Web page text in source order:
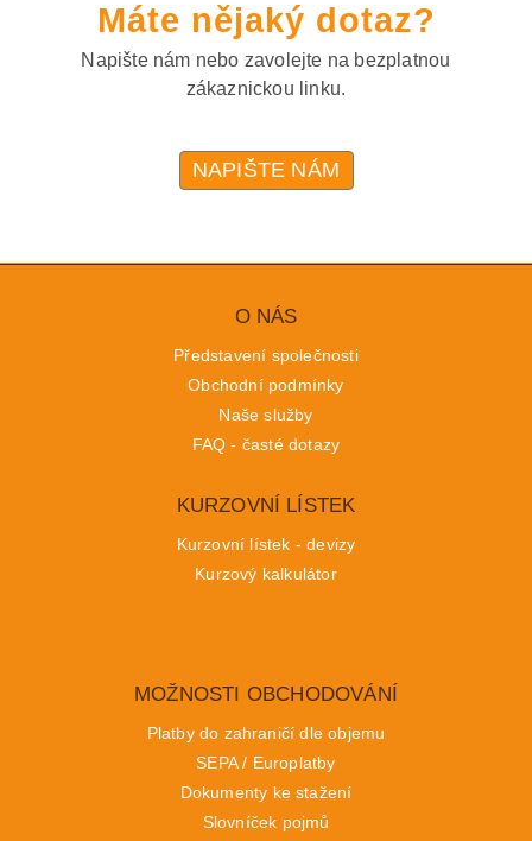
Máte nějaký dotaz?
Napište nám nebo zavolejte na bezplatnou
zákaznickou linku.
NAPIŠTE NÁM
O NÁS
Představení společnosti
Obchodní podmínky
Naše služby
FAQ - časté dotazy
KURZOVNÍ LÍSTEK
Kurzovní lístek - devizy
Kurzový kalkulátor
MOŽNOSTI OBCHODOVÁNÍ
Platby do zahraničí dle objemu
SEPA / Europlatby
Dokumenty ke stažení
Slovníček pojmů